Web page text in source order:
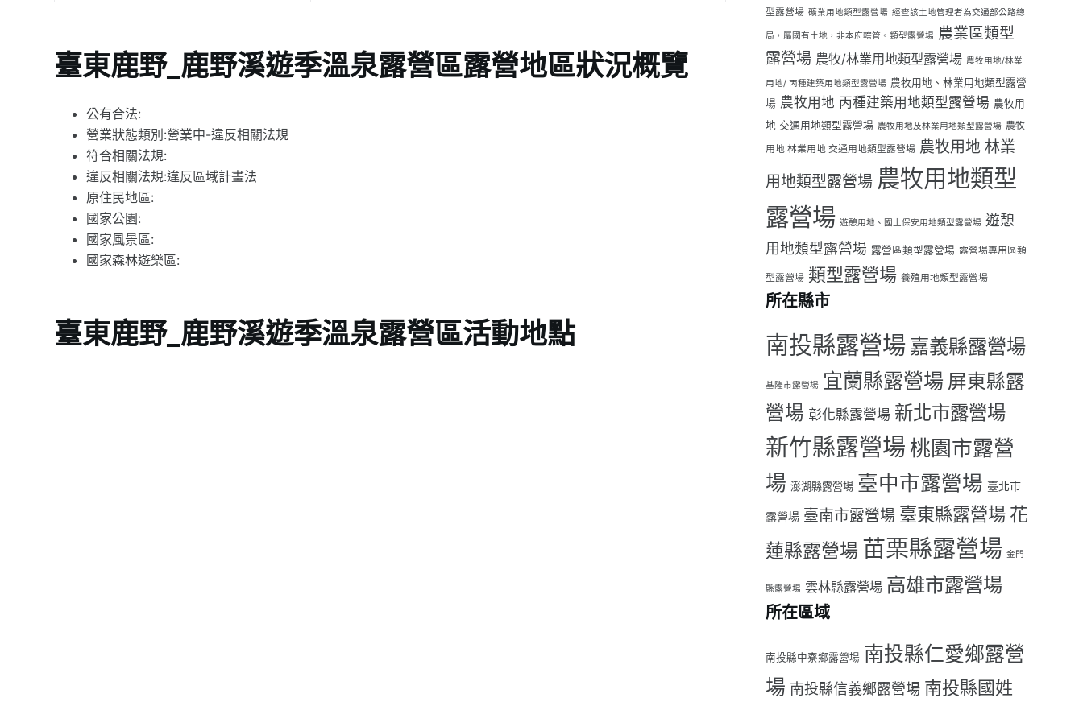
臺東鹿野_鹿野溪遊季溫泉露營區露營地區狀況概覽
公有合法:
營業狀態類別:營業中-違反相關法規
符合相關法規:
違反相關法規:違反區域計畫法
原住民地區:
國家公園:
國家風景區:
國家森林遊樂區:
臺東鹿野_鹿野溪遊季溫泉露營區活動地點
型露營場 礦業用地類型露營場 經查該土地管理者為交通部公路總
局，屬國有土地，非本府轄管。類型露營場 農業區類型
露營場 農牧/林業用地類型露營場 農牧用地/林業
用地/ 丙種建築用地類型露營場 農牧用地、林業用地類型露營
場 農牧用地 丙種建築用地類型露營場 農牧用
地 交通用地類型露營場 農牧用地及林業用地類型露營場 農牧
用地 林業用地 交通用地類型露營場 農牧用地 林業
用地類型露營場 農牧用地類型
露營場 遊憩用地、國土保安用地類型露營場 遊憩
用地類型露營場 露營區類型露營場 露營場專用區類
型露營場 類型露營場 養殖用地類型露營場
所在縣市
南投縣露營場 嘉義縣露營場
基隆市露營場 宜蘭縣露營場 屏東縣露
營場 彰化縣露營場 新北市露營場
新竹縣露營場 桃園市露營
場 澎湖縣露營場 臺中市露營場 臺北市
露營場 臺南市露營場 臺東縣露營場 花
蓮縣露營場 苗栗縣露營場 金門
縣露營場 雲林縣露營場 高雄市露營場
所在區域
南投縣中寮鄉露營場 南投縣仁愛鄉露營
場 南投縣信義鄉露營場 南投縣國姓